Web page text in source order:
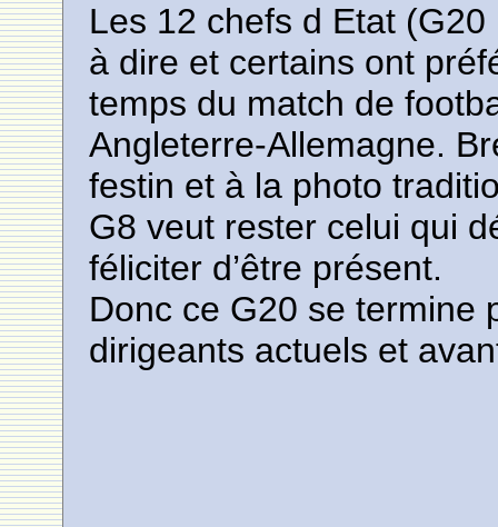
Les 12 chefs d Etat
à dire et certains ont
temps du match de
Angleterre-Allemagne.
festin et à la photo
G8 veut rester celui qui
féliciter d’être présent.
Donc ce G20 se termine
dirigeants actuels et